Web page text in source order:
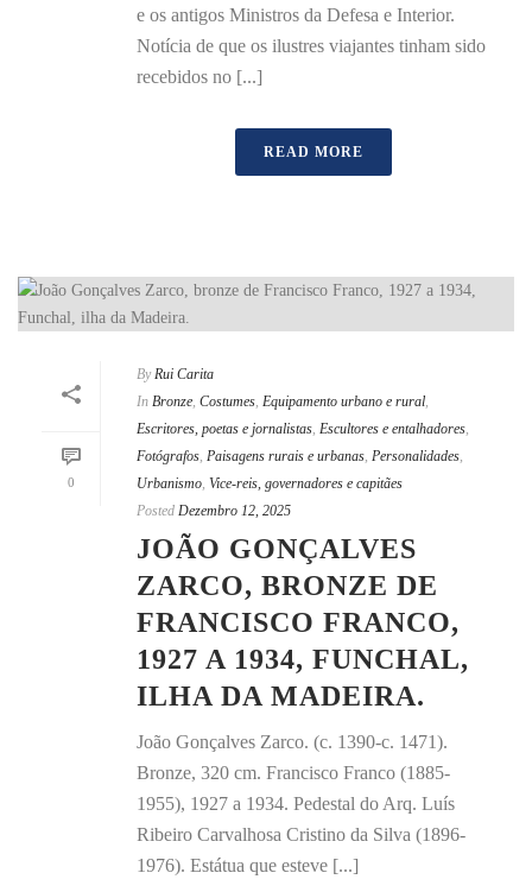
e os antigos Ministros da Defesa e Interior.
Notícia de que os ilustres viajantes tinham sido
recebidos no [...]
READ MORE
0
By Rui Carita
In Bronze, Costumes, Equipamento urbano e rural,
Escritores, poetas e jornalistas, Escultores e entalhadores,
Fotógrafos, Paisagens rurais e urbanas, Personalidades,
Urbanismo, Vice-reis, governadores e capitães
Posted Dezembro 12, 2025
JOÃO GONÇALVES
ZARCO, BRONZE DE
FRANCISCO FRANCO,
1927 A 1934, FUNCHAL,
ILHA DA MADEIRA.
João Gonçalves Zarco. (c. 1390-c. 1471).
Bronze, 320 cm. Francisco Franco (1885-
1955), 1927 a 1934. Pedestal do Arq. Luís
Ribeiro Carvalhosa Cristino da Silva (1896-
1976). Estátua que esteve [...]